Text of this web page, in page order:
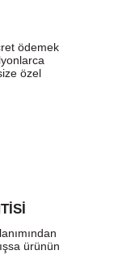
ödemek
özel
ürünün